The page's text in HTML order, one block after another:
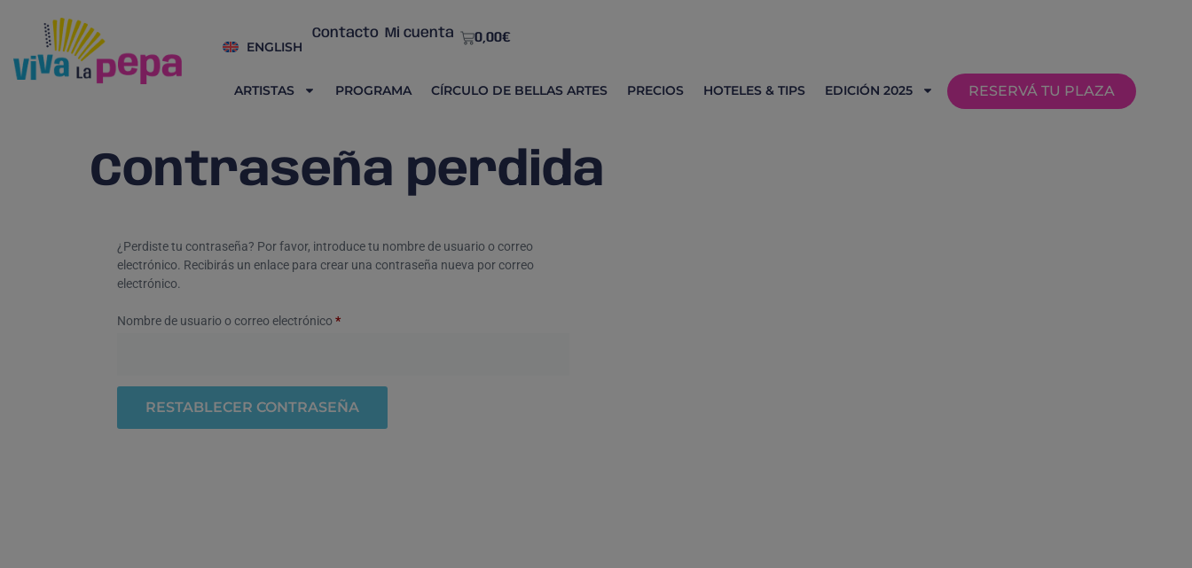
ENGLISH
Contacto Mi cuenta 0,00€
ARTISTAS PROGRAMA CÍRCULO DE BELLAS ARTES PRECIOS HOTELES & TIPS EDICIÓN 2025 RESERVÁ TU PLAZA
Contraseña perdida
¿Perdiste tu contraseña? Por favor, introduce tu nombre de usuario o correo
electrónico. Recibirás un enlace para crear una contraseña nueva por correo
electrónico.
Nombre de usuario o correo electrónico *
RESTABLECER CONTRASEÑA